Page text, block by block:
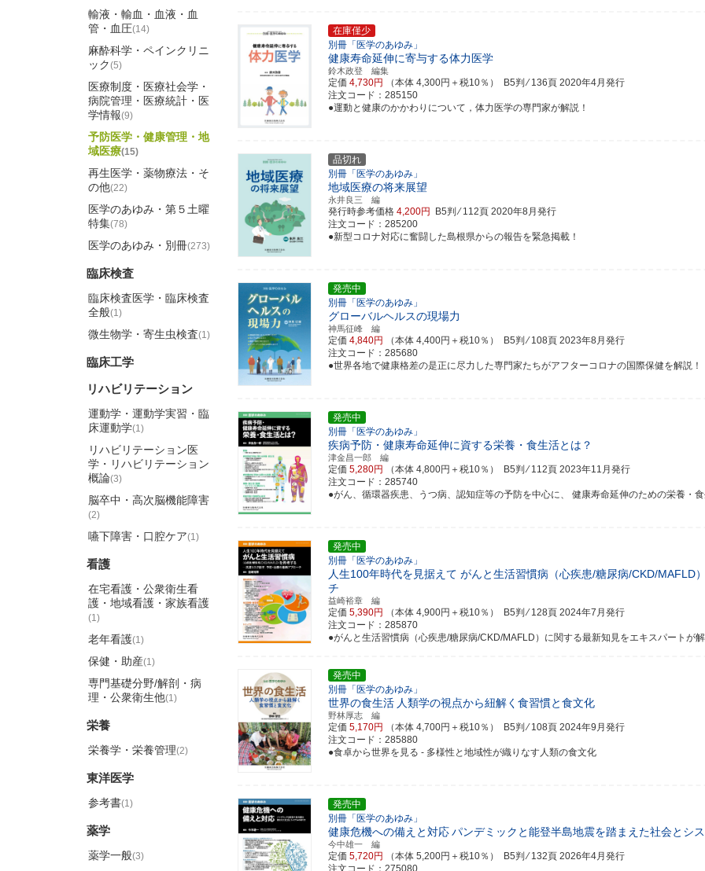
在庫僅少
別冊「医学のあゆみ」
健康寿命延伸に寄与する体力医学
鈴木政登 編集
定価 4,730円 （本体 4,300円＋税10％） B5判 ⁄ 136頁 2020年4月発行
注文コード：285150
●運動と健康のかかわりについて，体力医学の専門家が解説！
品切れ
別冊「医学のあゆみ」
地域医療の将来展望
永井良三 編
発行時参考価格 4,200円 B5判 ⁄ 112頁 2020年8月発行
注文コード：285200
●新型コロナ対応に奮闘した島根県からの報告を緊急掲載！
発売中
別冊「医学のあゆみ」
グローバルヘルスの現場力
神馬征峰 編
定価 4,840円 （本体 4,400円＋税10％） B5判 ⁄ 108頁 2023年8月発行
注文コード：285680
●世界各地で健康格差の是正に尽力した専門家たちがアフターコロナの国際保健を解説！
発売中
別冊「医学のあゆみ」
疾病予防・健康寿命延伸に資する栄養・食生活とは？
津金昌一郎 編
定価 5,280円 （本体 4,800円＋税10％） B5判 ⁄ 112頁 2023年11月発行
注文コード：285740
●がん、循環器疾患、うつ病、認知症等の予防を中心に、 健康寿命延伸のための栄養・食
発売中
別冊「医学のあゆみ」
人生100年時代を見据えて がんと生活習慣病（心疾患/糖尿病/CKD/MAFLD
チ
益崎裕章 編
定価 5,390円 （本体 4,900円＋税10％） B5判 ⁄ 128頁 2024年7月発行
注文コード：285870
●がんと生活習慣病（心疾患/糖尿病/CKD/MAFLD）に関する最新知見をエキスパートが解
発売中
別冊「医学のあゆみ」
世界の食生活 人類学の視点から紐解く食習慣と食文化
野林厚志 編
定価 5,170円 （本体 4,700円＋税10％） B5判 ⁄ 108頁 2024年9月発行
注文コード：285880
●食卓から世界を見る - 多様性と地域性が織りなす人類の食文化
発売中
別冊「医学のあゆみ」
健康危機への備えと対応パンデミックと能登半島地震を踏まえた社会とシ
今中雄一 編
定価 5,720円 （本体 5,200円＋税10％） B5判 ⁄ 132頁 2026年4月発行
輸液・輸血・血液・血
管・血圧(14)
麻酔科学・ペインクリニ
ック(5)
医療制度・医療社会学・
病院管理・医療統計・医
学情報(9)
予防医学・健康管理・地
域医療(15)
再生医学・薬物療法・そ
の他(22)
医学のあゆみ・第５土曜
特集(78)
医学のあゆみ・別冊(273)
臨床検査
臨床検査医学・臨床検査
全般(1)
微生物学・寄生虫検査(1)
臨床工学
リハビリテーション
運動学・運動学実習・臨
床運動学(1)
リハビリテーション医
学・リハビリテーション
概論(3)
脳卒中・高次脳機能障害
(2)
嚥下障害・口腔ケア(1)
看護
在宅看護・公衆衛生看
護・地域看護・家族看護
(1)
老年看護(1)
保健・助産(1)
専門基礎分野/解剖・病
理・公衆衛生他(1)
栄養
栄養学・栄養管理(2)
東洋医学
参考書(1)
薬学
薬学一般(3)